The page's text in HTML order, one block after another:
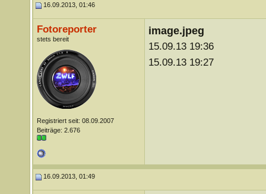
16.09.2013, 01:46
Fotoreporter
stets bereit
Registriert seit: 08.09.2007
Beiträge: 2.676
image.jpeg
15.09.13 19:36
15.09.13 19:27
16.09.2013, 01:49